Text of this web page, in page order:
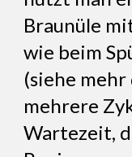
Braunüle
wie beim
(siehe mehr
mehrere
Wartezeit,